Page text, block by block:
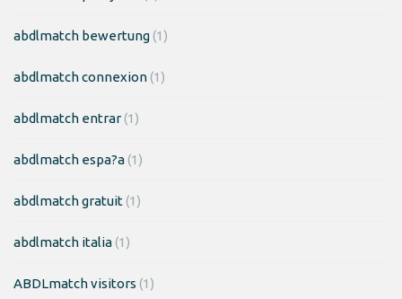
abdlmatch bewertung(1)
abdlmatch connexion(1)
abdlmatch entrar(1)
abdlmatch espa?a(1)
abdlmatch gratuit(1)
abdlmatch italia(1)
ABDLmatch visitors (1)